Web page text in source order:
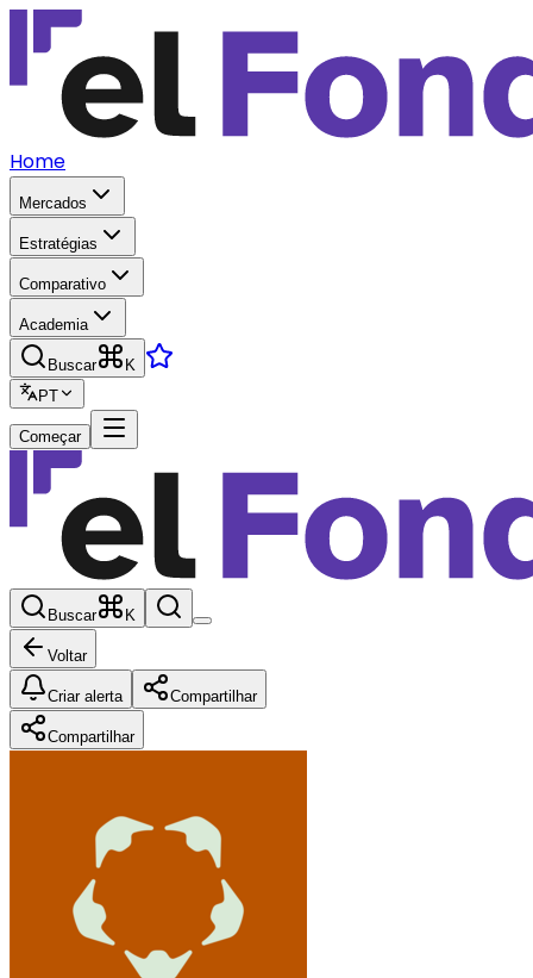
Home
Mercados
Estratégias
Comparativo
Academia
Buscar
K
PT
Começar
Buscar K
Voltar
Criar alerta Compartilhar
Compartilhar